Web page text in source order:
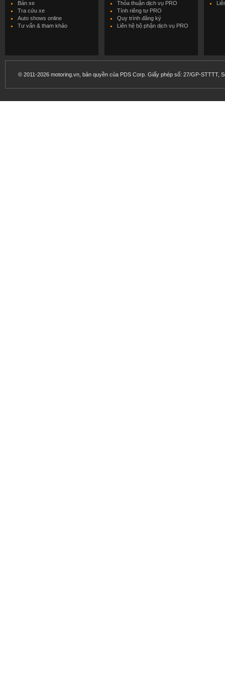
Bán xe
Tra cứu xe
Auto shows online
Tư vấn & tham khảo
Thỏa thuận dịch vụ PRO
Tính riêng tư PRO
Quy trình đăng ký
Liên hệ bộ phận dịch vụ PRO
© 2011-2026 motoring.vn, bản quyền của PDS Corp. Giấy phép số: 27/GP-STTTT,